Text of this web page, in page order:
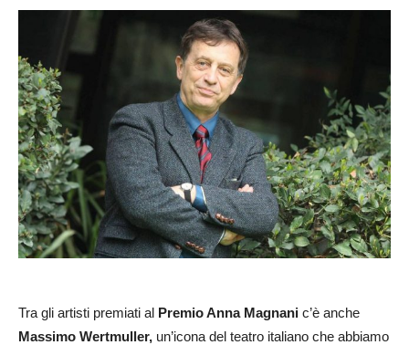
Tra gli artisti premiati al Premio Anna Magnani c’è anche
Massimo Wertmuller, un’icona del teatro italiano che abbiamo